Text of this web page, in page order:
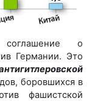
соглашение о
Германии. Это
боровшихся в
фашистской